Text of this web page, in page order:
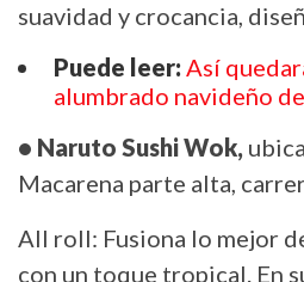
suavidad y crocancia,
Puede leer:Así
alumbrado navideño
• Naruto Sushi Wok,
Macarena parte alta,
All roll: Fusiona lo mejor
con un toque tropical. En